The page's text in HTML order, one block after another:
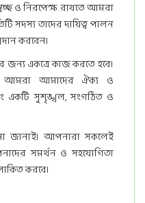
ও নিরপেক্ষ রাখতে আমরা
সদস্য তাদের দায়িত্ব পালন
করবেন।
একত্রে কাজ করতে হবে।
আমরা আমাদের ঐক্য ও
একটি সুশৃঙ্খল, সংগঠিত ও
জানাই। আপনারা সকলেই
সমর্থন ও সহযোগিতা
করবে।